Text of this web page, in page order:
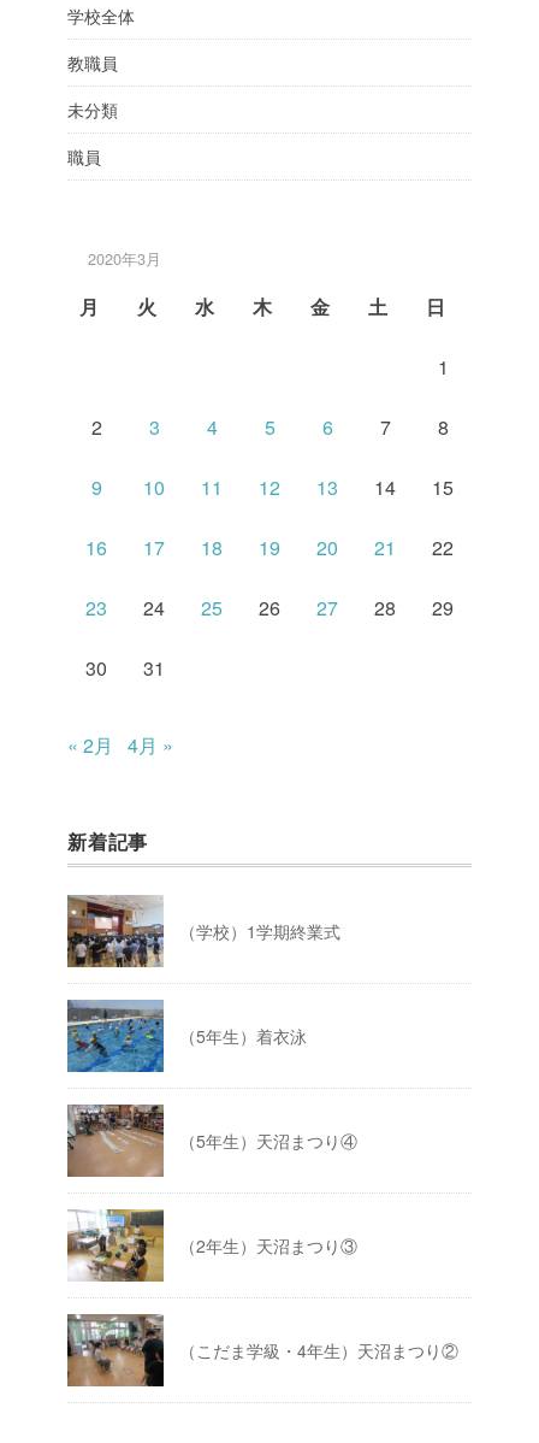
学校全体
教職員
未分類
職員
2020年3月
月 火 水 木 金 土 日
1
2 3 4 5 6 7 8
9 10 11 12 13 14 15
16 17 18 19 20 21 22
23 24 25 26 27 28 29
30 31
« 2月 4月 »
新着記事
（学校）1学期終業式
（5年生）着衣泳
（5年生）天沼まつり④
（2年生）天沼まつり③
（こだま学級・4年生）天沼まつり②